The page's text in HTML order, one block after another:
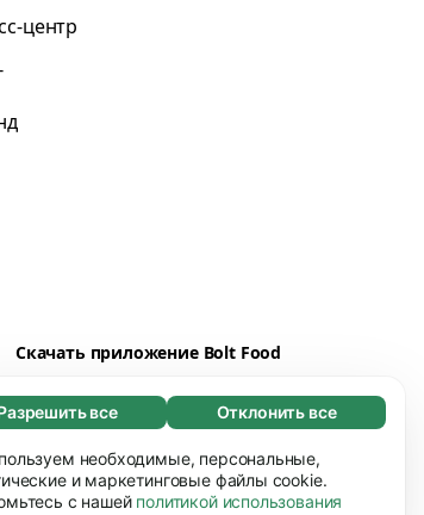
(65)
файлы необходимы для того, чтобы вы
перемещаться по сайту и
его основные функции,
больше
все Отклонить все
необходимые, персональные,
и маркетинговые файлы cookie.
с нашей политикой использования
центр
Скачать приложение Bolt Food
cookies Безопасность